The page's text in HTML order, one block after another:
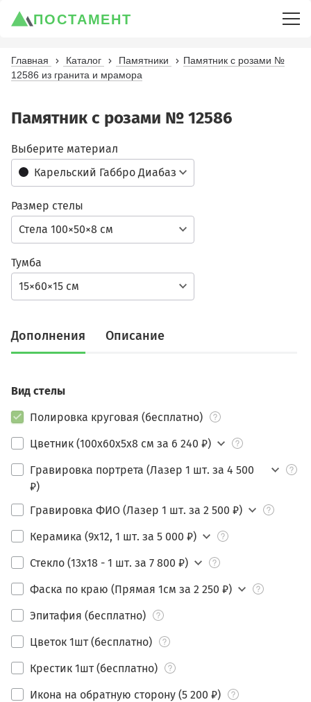
ПОСТАМЕНТ
Главная Каталог Памятники
Памятник с розами №
12586 из гранита и мрамора
Памятник с розами № 12586
Карельский Габбро Диабаз
Выберите материал
Стела 100×50×8 см
Размер стелы
15×60×15 см
Тумба
Дополнения Описание
Вид стелы
Полировка круговая (бесплатно)
Цветник (100х60х5х8 см за 6 240 ₽)
Гравировка портрета (Лазер 1 шт. за 4 500
₽)
Гравировка ФИО (Лазер 1 шт. за 2 500 ₽)
Керамика (9х12, 1 шт. за 5 000 ₽)
Стекло (13х18 - 1 шт. за 7 800 ₽)
Фаска по краю (Прямая 1см за 2 250 ₽)
Эпитафия (бесплатно)
Цветок 1шт (бесплатно)
Крестик 1шт (бесплатно)
Икона на обратную сторону (5 200 ₽)